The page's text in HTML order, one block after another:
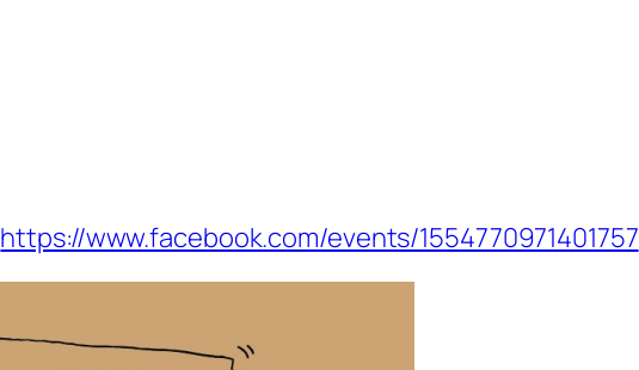
https://www.facebook.com/events/1554770971401757